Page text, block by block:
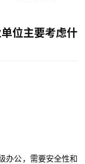
位主要考虑什
办公，需要安全性和